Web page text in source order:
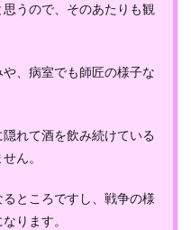
うので、そのあたりも観
、病室でも師匠の様子な
れて酒を飲み続けている
ん。
ところですし、戦争の様
ります。